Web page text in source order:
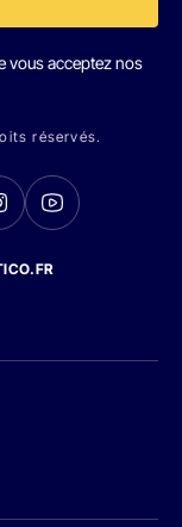
vous acceptez nos
réservés.